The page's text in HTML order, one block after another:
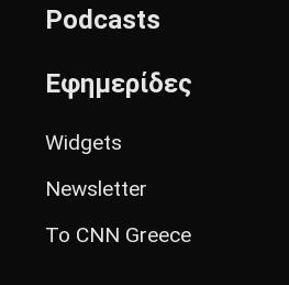
Podcasts
Εφημερίδες
Widgets
Newsletter
Το CNN Greece